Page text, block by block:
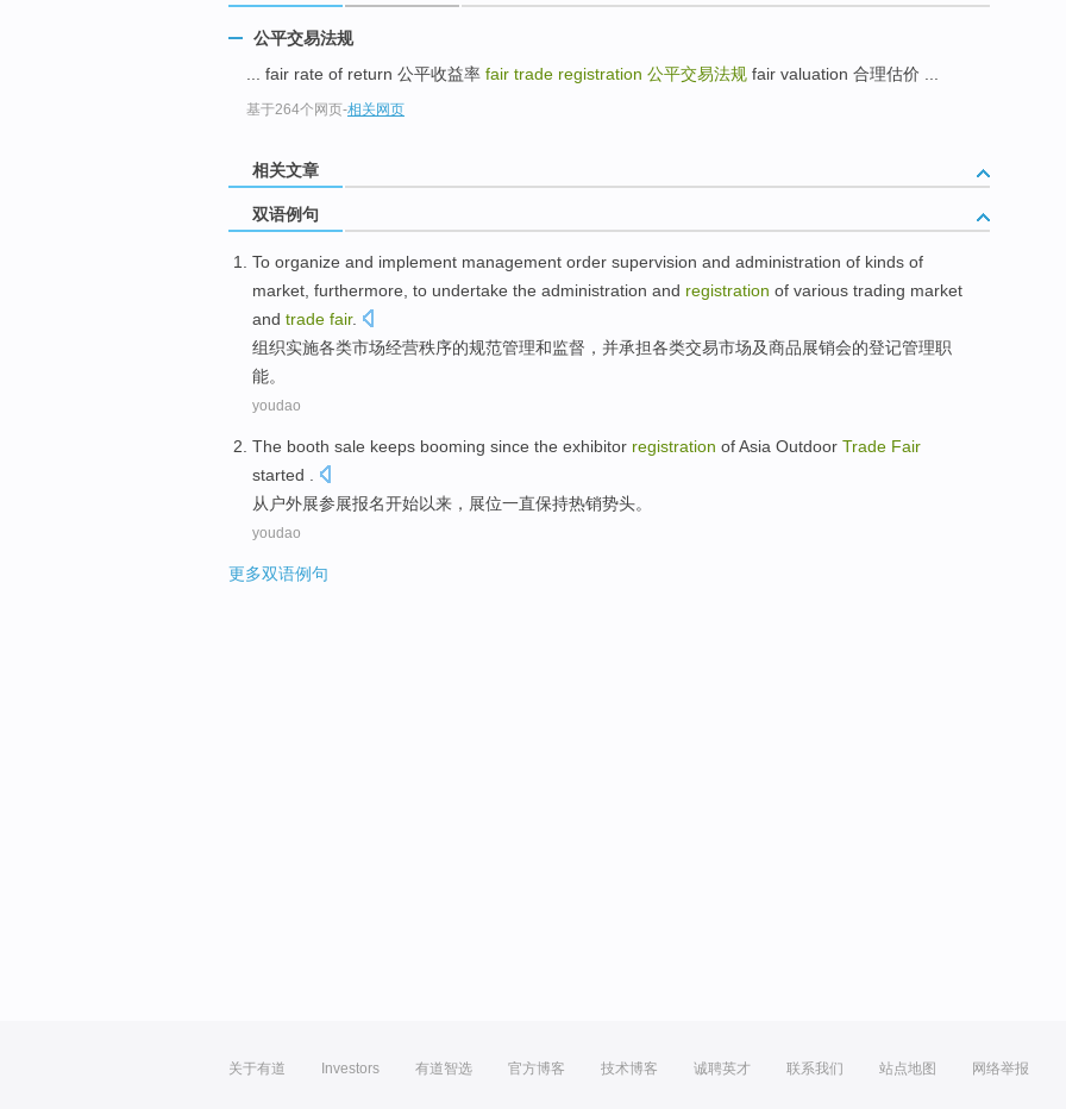
公平交易法规
... fair rate of return 公平收益率 fair trade registration 公平交易法规 fair valuation 合理估价 ...
基于264个网页-相关网页
相关文章
双语例句
To organize and implement management order supervision and administration of kinds of
market, furthermore to undertake the administration and registration of various trading market
and trade fair.
组织实施各类市场经营秩序的规范管理和监督 ， 并承担各类交易市场及商品展销会的登记管理职
能。
youdao
The booth sale keeps booming since the exhibitor registration of Asia Outdoor Trade Fair
started
从 户外展参展报名开始以来， 展位一直保持热销势头。
youdao
更多双语例句
关于有道 Investors 有道智选 官方博客 技术博客 诚聘英才 联系我们 站点地图 网络举报